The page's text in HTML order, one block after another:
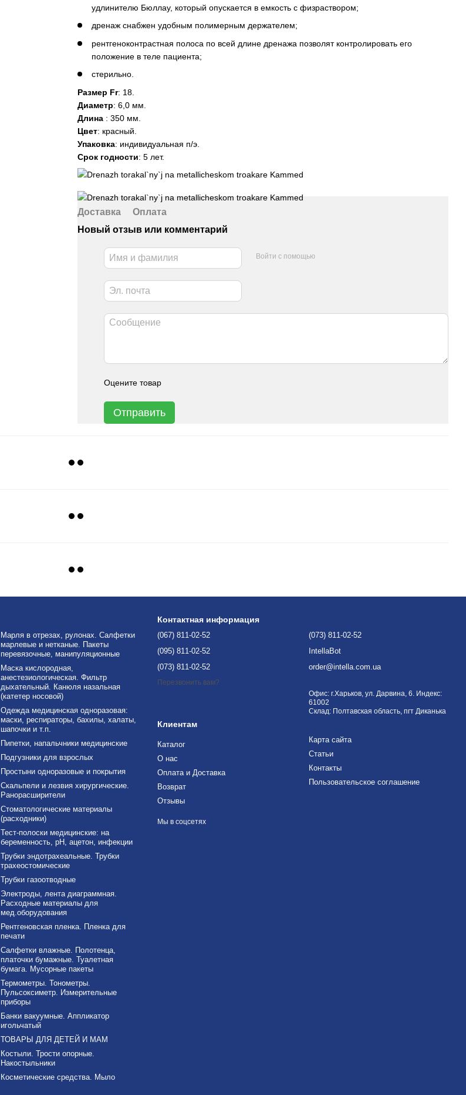
удлинителю Бюллау, который опускается в емкость с физраствором;
дренаж снабжен удобным полимерным держателем;
рентгеноконтрастная полоса по всей длине дренажа позволят контролировать его
положение в теле пациента;
стерильно.
Размер Fr: 18.
Диаметр: 6,0 мм.
Длина : 350 мм.
Цвет: красный.
Упаковка: индивидуальная п/э.
Срок годности: 5 лет.
Доставка
Оплата
Новый отзыв или комментарий
Войти с помощью
Оцените товар
Отправить
Марля в отрезах, рулонах. Салфетки
марлевые и нетканые. Пакеты
перевязочные, манипуляционные
Маска кислородная,
анестезиологическая. Фильтр
дыхательный. Канюля назальная
(катетер носовой)
Одежда медицинская одноразовая:
маски, респираторы, бахилы, халаты,
шапочки и т.п.
Пипетки, напальчники медицинские
Подгузники для взрослых
Простыни одноразовые и покрытия
Скальпели и лезвия хирургические.
Ранорасширители
Стоматологические материалы
(расходники)
Тест-полоски медицинские: на
беременность, рН, ацетон, инфекции
Трубки эндотрахеальные. Трубки
трахеостомические
Трубки газоотводные
Электроды, лента диаграммная.
Расходные материалы для
мед.оборудования
Рентгеновская пленка. Пленка для
печати
Салфетки влажные. Полотенца,
платочки бумажные. Туалетная
бумага. Мусорные пакеты
Термометры. Тонометры.
Пульсоксиметр. Измерительные
приборы
Банки вакуумные. Аппликатор
игольчатый
ТОВАРЫ ДЛЯ ДЕТЕЙ И МАМ
Костыли. Трости опорные.
Накостыльники
Косметические средства. Мыло
Контактная информация
(067) 811-02-52
(095) 811-02-52
(073) 811-02-52
Перезвонить вам?
(073) 811-02-52
IntellaBot
order@intella.com.ua
Офис: г.Харьков, ул. Дарвина, 6. Индекс:
61002
Склад: Полтавская область, пгт Диканька
Клиентам
Каталог
О нас
Оплата и Доставка
Возврат
Отзывы
Карта сайта
Статьи
Контакты
Пользовательское соглашение
Мы в соцсетях